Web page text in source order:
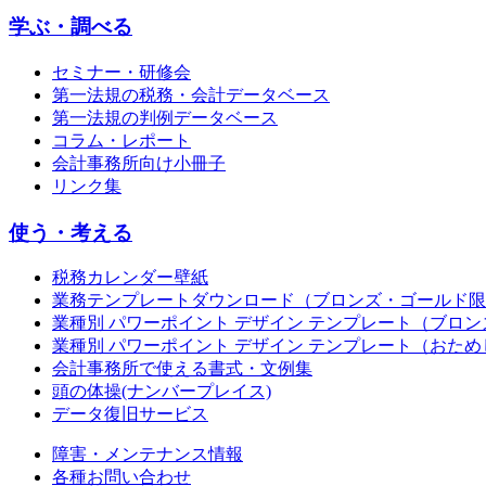
学ぶ・調べる
セミナー・研修会
第一法規の税務・会計データベース
第一法規の判例データベース
コラム・レポート
会計事務所向け小冊子
リンク集
使う・考える
税務カレンダー壁紙
業務テンプレートダウンロード（ブロンズ・ゴールド限
業種別 パワーポイント デザイン テンプレート（ブロン
業種別 パワーポイント デザイン テンプレート（おため
会計事務所で使える書式・文例集
頭の体操(ナンバープレイス)
データ復旧サービス
障害・メンテナンス情報
各種お問い合わせ